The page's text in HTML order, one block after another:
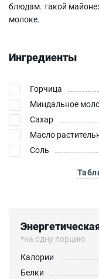
блюдам. такой
молоке.
Ингредиенты
Горчица
Миндальное
Сахар
Масло
Соль
*на одну порцию
Калории
Белки